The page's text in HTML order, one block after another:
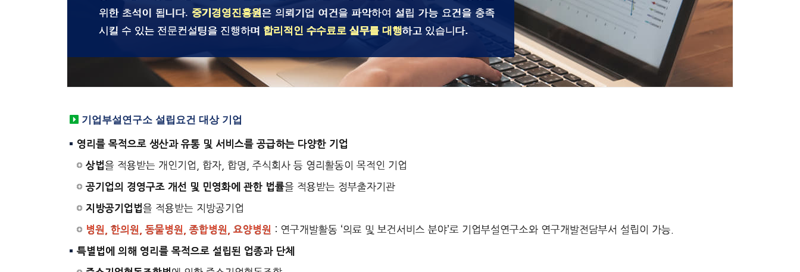
위한 초석이 됩니다. 중기경영진흥원은 의뢰기업 여건을 파악하여 설립 가능 요건을 충족
시킬 수 있는 전문컨설팅을 진행하며 합리적인 수수료로 실무를 대행하고 있습니다.
기업부설연구소 설립요건 대상 기업
영리를 목적으로 생산과 유통 및 서비스를 공급하는 다양한 기업
상법을 적용받는 개인기업, 합자, 합명, 주식회사 등 영리활동이 목적인 기업
공기업의 경영구조 개선 및 민영화에 관한 법률을 적용받는 정부출자기관
지방공기업법을 적용받는 지방공기업
병원, 한의원, 동물병원, 종합병원, 요양병원 : 연구개발활동 ‘의료 및 보건서비스 분야’로 기업부설연구소와 연구개발전담부서 설립이 가능.
특별법에 의해 영리를 목적으로 설립된 업종과 단체